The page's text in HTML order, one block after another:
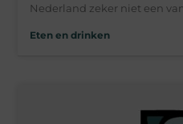
Nederland zeker niet een
Eten en drinken